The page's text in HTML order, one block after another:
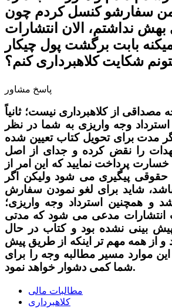
من سفارشو کنسل کردم چون
بهش نداشتم، الان انتشارات
بابت برگشت پول چیکار
شکایت کلاهبرداری کنم؟
پاسخ مشاور
مصداقی از کلاهبرداری نیست؛ ثانیاً
وجه واریزی به شما در نظر
مدت برای تحویل کتاب تعیین شده
را نقض کرده و جدای از اصل
پرداخت نمایید که این امر از
پیگیری می شود ولیکن اگر
شاید برای لغو نمودن سفارش
و همچنین استرداد وجه واریزی؛
مدعی می شود که مدتی
بینی نشده بود و کتاب در حال
و از همه مهم تر اینکه از طریق پیش
موارد مسیر مطالبه وجه را برای
شما کمی دشوار خواهد نمود.
مطالبات مالی
کلاهبرداری